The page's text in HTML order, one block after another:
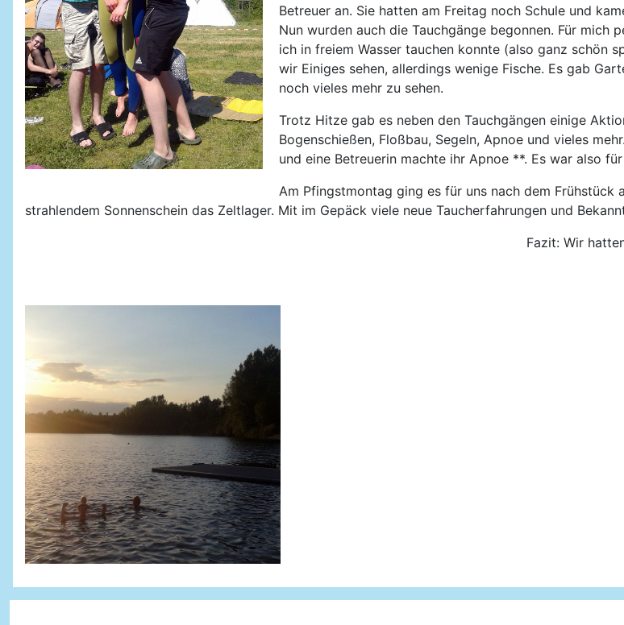
Betreuer an. Sie hatten am Freitag noch Schule und
Nun wurden auch die Tauchgänge begonnen. Für mich
ich in freiem Wasser tauchen konnte (also ganz schön
wir Einiges sehen, allerdings wenige Fische. Es gab
noch vieles mehr zu sehen.
Trotz Hitze gab es neben den Tauchgängen einige
Bogenschießen, Floßbau, Segeln, Apnoe und vieles
und eine Betreuerin machte ihr Apnoe **. Es war also
Am Pfingstmontag ging es für uns nach dem Frühstück
strahlendem Sonnenschein das Zeltlager. Mit im Gepäck viele neue Taucherfahrungen und
Fazit: Wir